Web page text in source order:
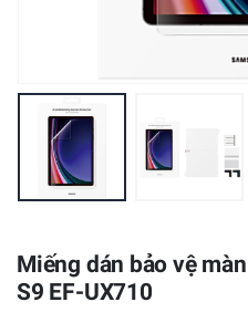
Miếng dán bảo vệ
S9 EF-UX710